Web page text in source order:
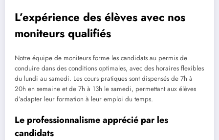
L’expérience des élèves avec nos
moniteurs qualifiés
Notre équipe de moniteurs forme les candidats au permis de
conduire dans des conditions optimales, avec des horaires flexibles
du lundi au samedi. Les cours pratiques sont dispensés de 7h à
20h en semaine et de 7h à 13h le samedi, permettant aux élèves
d’adapter leur formation à leur emploi du temps.
Le professionnalisme apprécié par les
candidats